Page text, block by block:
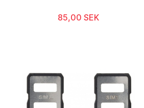
85,00 SEK